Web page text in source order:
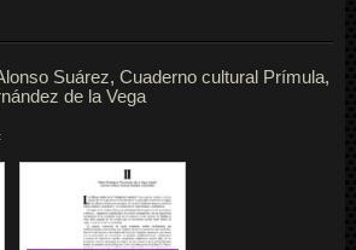
Suárez, Cuaderno cultural Prímula,
de la Vega